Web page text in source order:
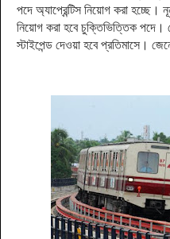
পদে অ্যাপ্রেন্টিস নিয়োগ করা
নিয়োগ করা হবে চুক্তিভিত্তিক
স্টাইপেন্ড দেওয়া হবে প্রতিমাসে।